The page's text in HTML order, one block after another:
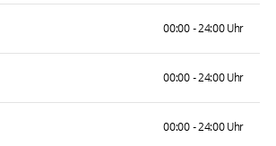
00:00 - 24:00 Uhr
00:00 - 24:00 Uhr
00:00 - 24:00 Uhr